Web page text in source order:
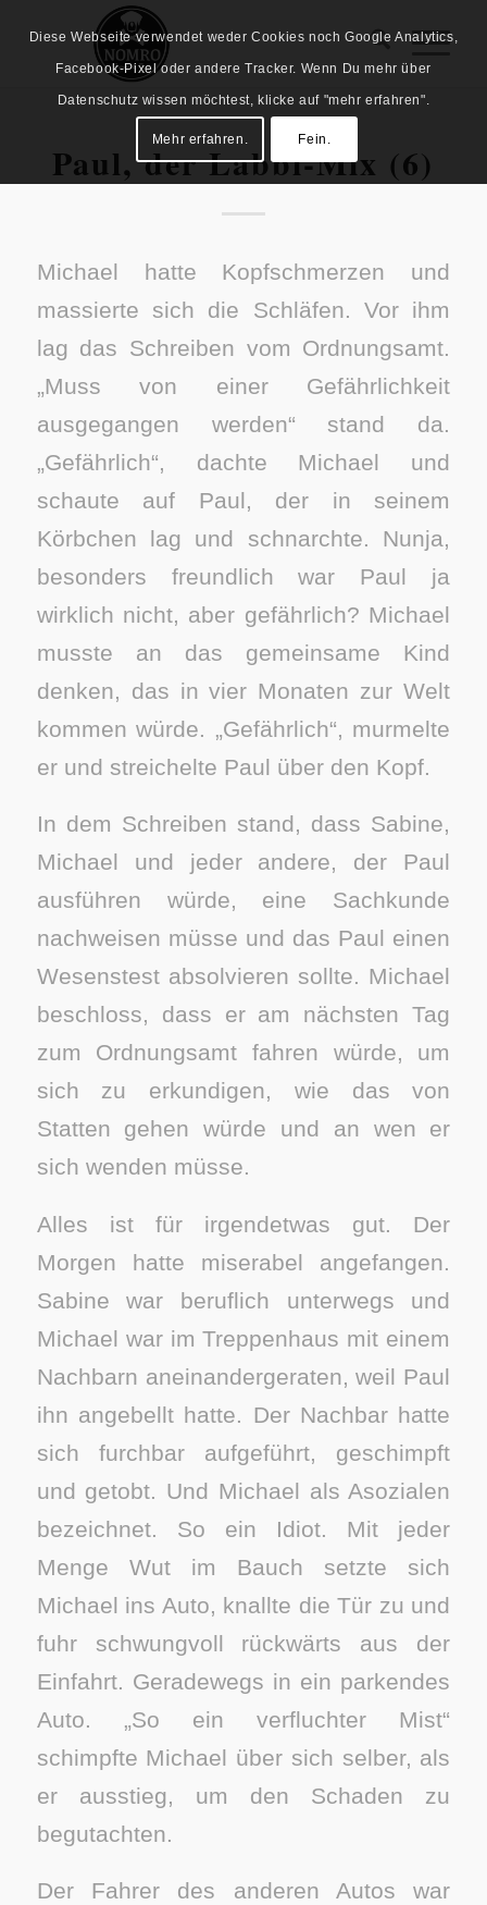
Paul, der Labbi-Mix (6)
Michael hatte Kopfschmerzen und
massierte sich die Schläfen. Vor ihm
lag das Schreiben vom Ordnungsamt.
„Muss von einer Gefährlichkeit
ausgegangen werden“ stand da.
„Gefährlich“, dachte Michael und
schaute auf Paul, der in seinem
Körbchen lag und schnarchte. Nunja,
besonders freundlich war Paul ja
wirklich nicht, aber gefährlich? Michael
musste an das gemeinsame Kind
denken, das in vier Monaten zur Welt
kommen würde. „Gefährlich“, murmelte
er und streichelte Paul über den Kopf.
In dem Schreiben stand, dass Sabine,
Michael und jeder andere, der Paul
ausführen würde, eine Sachkunde
nachweisen müsse und das Paul einen
Wesenstest absolvieren sollte. Michael
beschloss, dass er am nächsten Tag
zum Ordnungsamt fahren würde, um
sich zu erkundigen, wie das von
Statten gehen würde und an wen er
sich wenden müsse.
Alles ist für irgendetwas gut. Der
Morgen hatte miserabel angefangen.
Sabine war beruflich unterwegs und
Michael war im Treppenhaus mit einem
Nachbarn aneinandergeraten, weil Paul
ihn angebellt hatte. Der Nachbar hatte
sich furchbar aufgeführt, geschimpft
und getobt. Und Michael als Asozialen
bezeichnet. So ein Idiot. Mit jeder
Menge Wut im Bauch setzte sich
Michael ins Auto, knallte die Tür zu und
fuhr schwungvoll rückwärts aus der
Einfahrt. Geradewegs in ein parkendes
Auto. „So ein verfluchter Mist“
schimpfte Michael über sich selber, als
er ausstieg, um den Schaden zu
begutachten.
Der Fahrer des anderen Autos war
Diese Webseite verwendet weder Cookies noch Google Analytics,
Facebook-Pixel oder andere Tracker. Wenn Du mehr über
Datenschutz wissen möchtest, klicke auf "mehr erfahren".
Mehr erfahren. Fein.